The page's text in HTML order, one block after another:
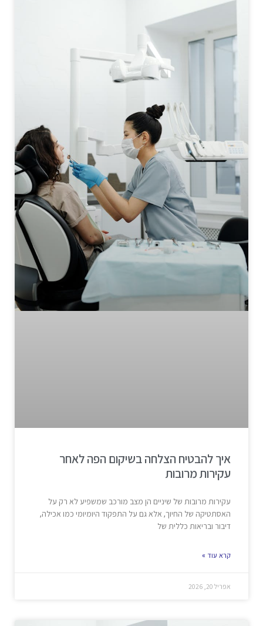
איך להבטיח הצלחה בשיקום הפה לאחר
עקירות מרובות
עקירות מרובות של שיניים הן מצב מורכב שמשפיע לא רק על
האסתטיקה של החיוך, אלא גם על התפקוד היומיומי כמו אכילה,
דיבור ובריאות כללית של
קרא עוד »
אפריל 20, 2026